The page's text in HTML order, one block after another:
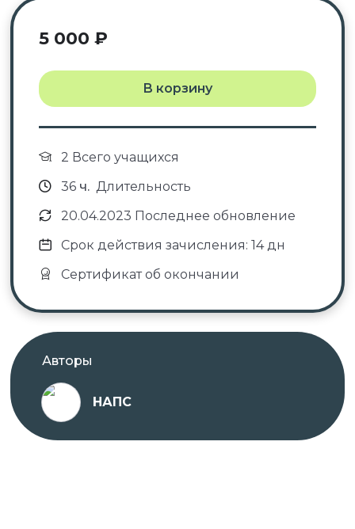
5 000 ₽
В корзину
2 Всего учащихся
36ч. Длительность
20.04.2023 Последнее обновление
Срок действия зачисления: 14 дн
Сертификат об окончании
Авторы
НАПС